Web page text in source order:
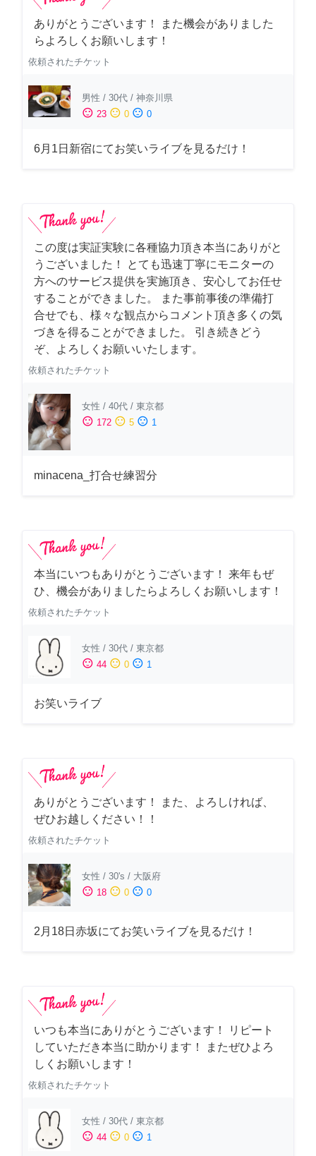
ありがとうございます！ また機会がありました
らよろしくお願いします！
依頼されたチケット
男性 / 30代 / 神奈川県
sentiment_satisfied 23 sentiment_neutral 0 sentiment_dissatisfied 0
6月1日新宿にてお笑いライブを見るだけ！
この度は実証実験に各種協力頂き本当にありがと
うございました！ とても迅速丁寧にモニターの
方へのサービス提供を実施頂き、安心してお任せ
することができました。 また事前事後の準備打
合せでも、様々な観点からコメント頂き多くの気
づきを得ることができました。 引き続きどう
ぞ、よろしくお願いいたします。
依頼されたチケット
女性 / 40代 / 東京都
sentiment_satisfied 172 sentiment_neutral 5 sentiment_dissatisfied 1
minacena_打合せ練習分
本当にいつもありがとうございます！ 来年もぜ
ひ、機会がありましたらよろしくお願いします！
依頼されたチケット
女性 / 30代 / 東京都
sentiment_satisfied 44 sentiment_neutral 0 sentiment_dissatisfied 1
お笑いライブ
ありがとうございます！ また、よろしければ、
ぜひお越しください！！
依頼されたチケット
女性 / 30's / 大阪府
sentiment_satisfied 18 sentiment_neutral 0 sentiment_dissatisfied 0
2月18日赤坂にてお笑いライブを見るだけ！
いつも本当にありがとうございます！ リピート
していただき本当に助かります！ またぜひよろ
しくお願いします！
依頼されたチケット
女性 / 30代 / 東京都
sentiment_satisfied 44 sentiment_neutral 0 sentiment_dissatisfied 1